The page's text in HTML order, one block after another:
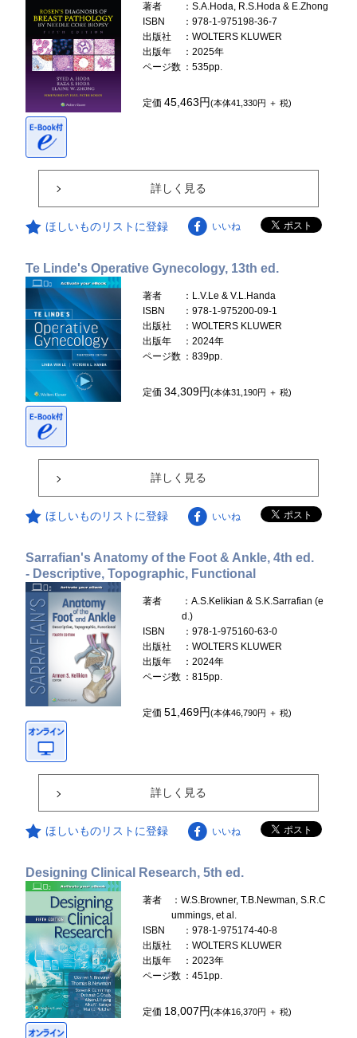
著者
：S.A.Hoda, R.S.Hoda & E.Zhong
ISBN
：978-1-975198-36-7
出版社
：WOLTERS KLUWER
出版年
：2025年
ページ数 ：535pp.
定価45,463円(本体41,330円 ＋ 税)
詳しく見る
ほしいものリストに登録 いいね
Te Linde's Operative Gynecology, 13th ed.
著者
：L.V.Le & V.L.Handa
ISBN
：978-1-975200-09-1
出版社
：WOLTERS KLUWER
出版年
：2024年
ページ数 ：839pp.
定価34,309円(本体31,190円 ＋ 税)
詳しく見る
ほしいものリストに登録 いいね
Sarrafian's Anatomy of the Foot & Ankle, 4th ed.
- Descriptive, Topographic, Functional
著者
：A.S.Kelikian & S.K.Sarrafian (e
d.)
ISBN
：978-1-975160-63-0
出版社
：WOLTERS KLUWER
出版年
：2024年
ページ数 ：815pp.
定価51,469円(本体46,790円 ＋ 税)
詳しく見る
ほしいものリストに登録 いいね
Designing Clinical Research, 5th ed.
著者
：W.S.Browner, T.B.Newman, S.R.C
ummings, et al.
ISBN
：978-1-975174-40-8
出版社
：WOLTERS KLUWER
出版年
：2023年
ページ数 ：451pp.
定価 18,007円(本体16,370円 ＋ 税)